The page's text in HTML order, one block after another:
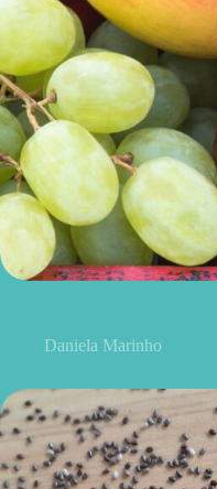
Daniela Marinho